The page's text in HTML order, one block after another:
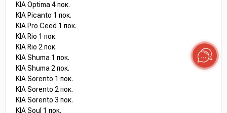
KIA Optima 4 пок.
KIA Picanto 1 пок.
KIA Pro Ceed 1 пок.
KIA Rio 1 пок.
KIA Rio 2 пок.
KIA Shuma 1 пок.
KIA Shuma 2 пок.
KIA Sorento 1 пок.
KIA Sorento 2 пок.
KIA Sorento 3 пок.
KIA Soul 1 пок.